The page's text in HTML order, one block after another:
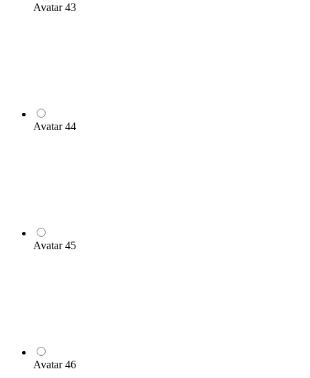
Avatar 43
Avatar 44
Avatar 45
Avatar 46